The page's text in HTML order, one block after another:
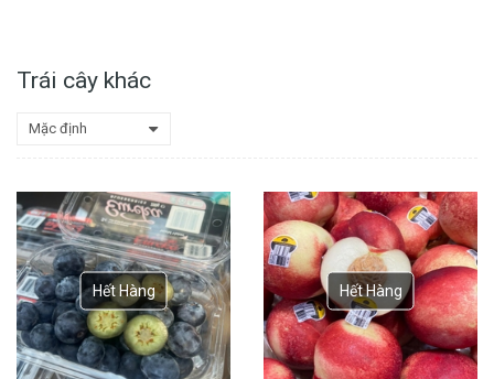
Trái cây khác
Hết Hàng Hết Hàng